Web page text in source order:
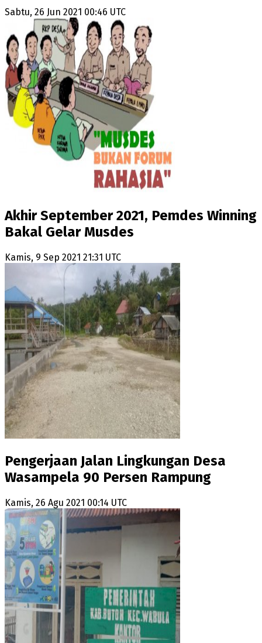
Sabtu, 26 Jun 2021 00:46 UTC
Akhir September 2021, Pemdes Winning
Bakal Gelar Musdes
Kamis, 9 Sep 2021 21:31 UTC
Pengerjaan Jalan Lingkungan Desa
Wasampela 90 Persen Rampung
Kamis, 26 Agu 2021 00:14 UTC